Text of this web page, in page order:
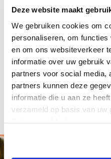
Deze website maakt
We gebruiken cookies om
personaliseren, om
en om ons websiteverkeer
informatie over uw gebruik
partners voor social media,
partners kunnen deze
informatie die u aan ze
verzameld op basis van uw
Instagram